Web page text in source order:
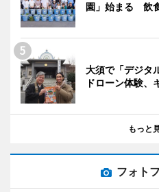
園」始まる 飲
大須で「デジタ
ドローン体験、
もっと
フォト